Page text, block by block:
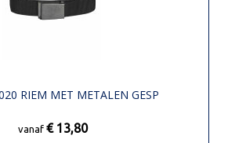
RIEM MET METALEN GESP
vanaf € 13,80